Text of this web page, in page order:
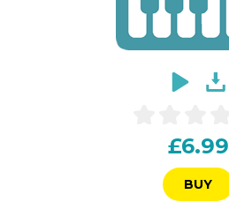
£6.99
BUY